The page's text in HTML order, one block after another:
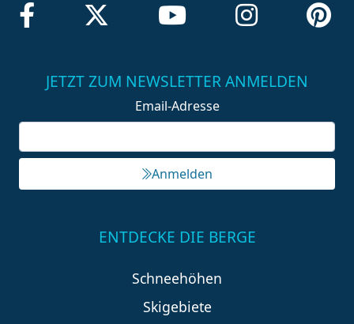
JETZT ZUM NEWSLETTER ANMELDEN
Email-Adresse
Anmelden
ENTDECKE DIE BERGE
Schneehöhen
Skigebiete